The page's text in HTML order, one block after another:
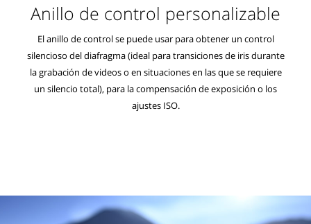
Anillo de control personalizable
El anillo de control se puede usar para obtener un control
silencioso del diafragma (ideal para transiciones de iris durante
la grabación de videos o en situaciones en las que se requiere
un silencio total), para la compensación de exposición o los
ajustes ISO.